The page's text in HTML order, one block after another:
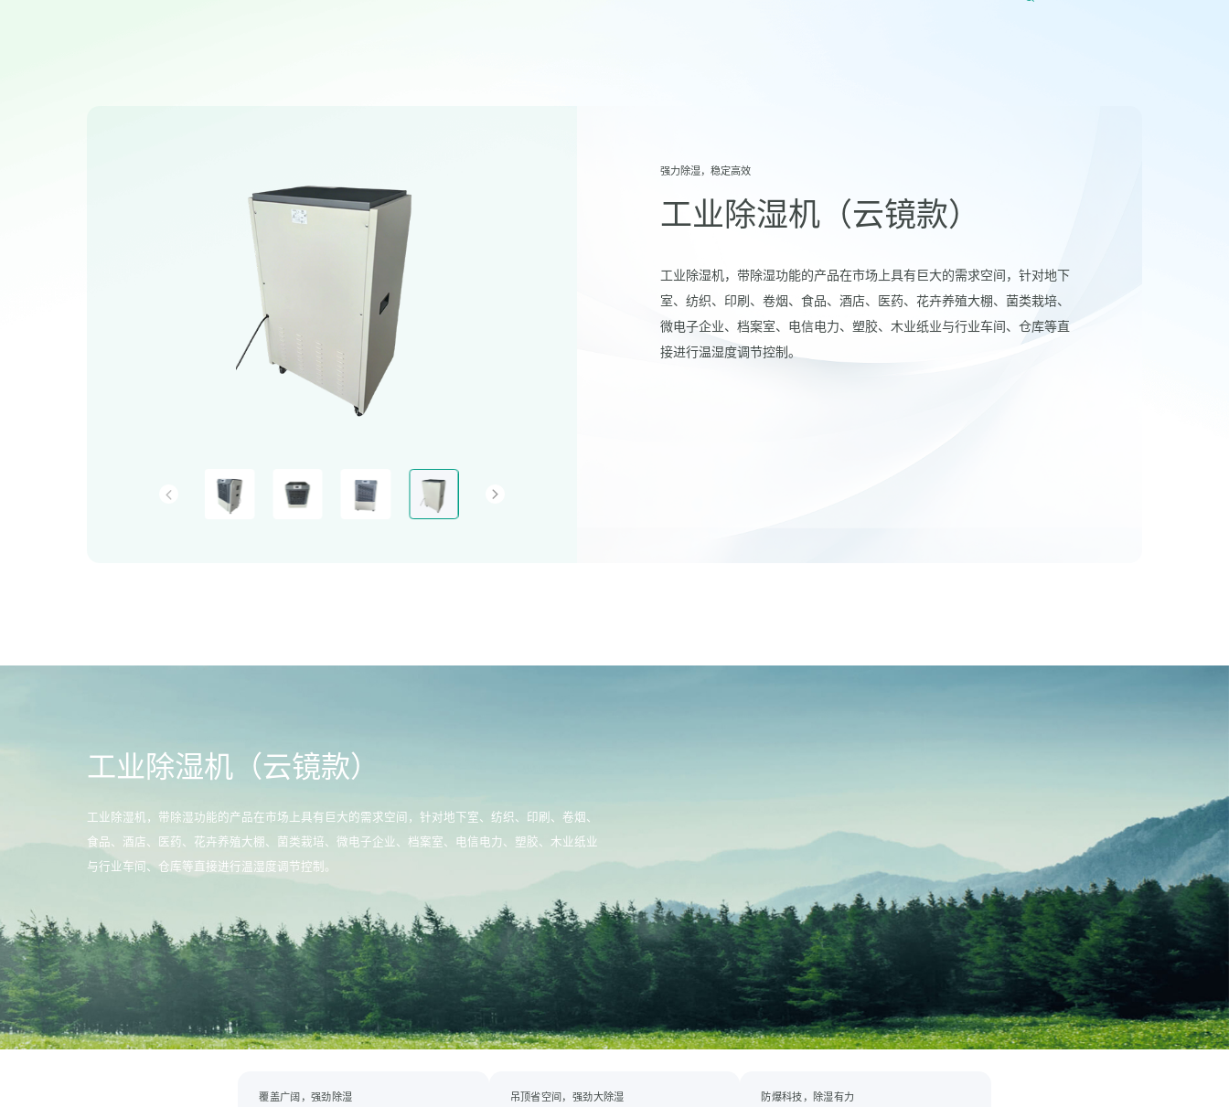
强力除湿，稳定高效
工业除湿机（云镜款）
工业除湿机，带除湿功能的产品在市场上具有巨大的需求空间，针对地下
室、纺织、印刷、卷烟、食品、酒店、医药、花卉养殖大棚、菌类栽培、
微电子企业、档案室、电信电力、塑胶、木业纸业与行业车间、仓库等直
接进行温湿度调节控制。
工业除湿机（云镜款）
工业除湿机，带除湿功能的产品在市场上具有巨大的需求空间，针对地下室、纺织、印刷、卷烟、
食品、酒店、医药、花卉养殖大棚、菌类栽培、微电子企业、档案室、电信电力、塑胶、木业纸业
与行业车间、仓库等直接进行温湿度调节控制。
覆盖广阔，强劲除湿 吊顶省空间，强劲大除湿 防爆科技，除湿有力